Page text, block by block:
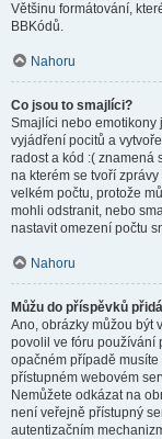
Většinu formátování,
BBKódů.
Nahoru
Co jsou to smajlíci?
Smajlíci nebo emotikony
vyjádření pocitů a
radost a kód :( znamená
na kterém se tvoří
velkém počtu, protože
mohli odstranit, nebo
nastavit omezení počtu
Nahoru
Můžu do příspěvků
Ano, obrázky můžou být
povolil ve fóru používání
opačném případě
přístupném webovém
Nemůžete odkázat na
není veřejně přístupný
autentizačním